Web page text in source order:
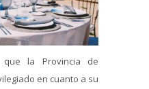
la Provincia de
en cuanto a su